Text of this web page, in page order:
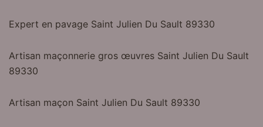
Expert en pavage Saint Julien Du Sault 89330
Artisan maçonnerie gros œuvres Saint Julien Du Sault
89330
Artisan maçon Saint Julien Du Sault 89330